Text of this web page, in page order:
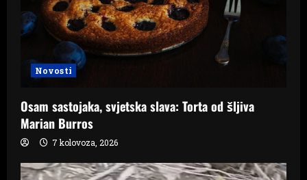
Novosti
Osam sastojaka, svjetska slava: Torta od šljiva
Marian Burros
7 kolovoza, 2026